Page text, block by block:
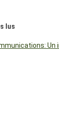
lus
Un